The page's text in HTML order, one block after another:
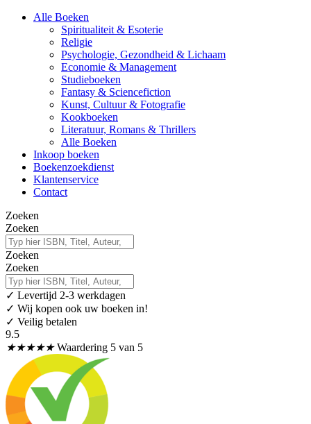
Alle Boeken
Spiritualiteit & Esoterie
Religie
Psychologie, Gezondheid & Lichaam
Economie & Management
Studieboeken
Fantasy & Sciencefiction
Kunst, Cultuur & Fotografie
Kookboeken
Literatuur, Romans & Thrillers
Alle Boeken
Inkoop boeken
Boekenzoekdienst
Klantenservice
Contact
Zoeken
Zoeken
Zoeken
Zoeken
✓ Levertijd 2-3 werkdagen
✓ Wij kopen ook uw boeken in!
✓ Veilig betalen
9.5
★★★★★ Waardering 5 van 5